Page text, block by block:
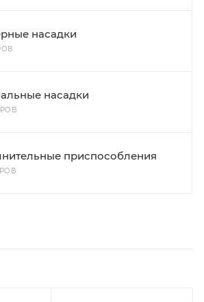
насадки
насадки
приспособления